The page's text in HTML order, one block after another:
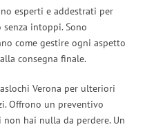
esperti e addestrati per
intoppi. Sono
come gestire ogni aspetto
consegna finale.
Verona per ulteriori
Offrono un preventivo
hai nulla da perdere. Un